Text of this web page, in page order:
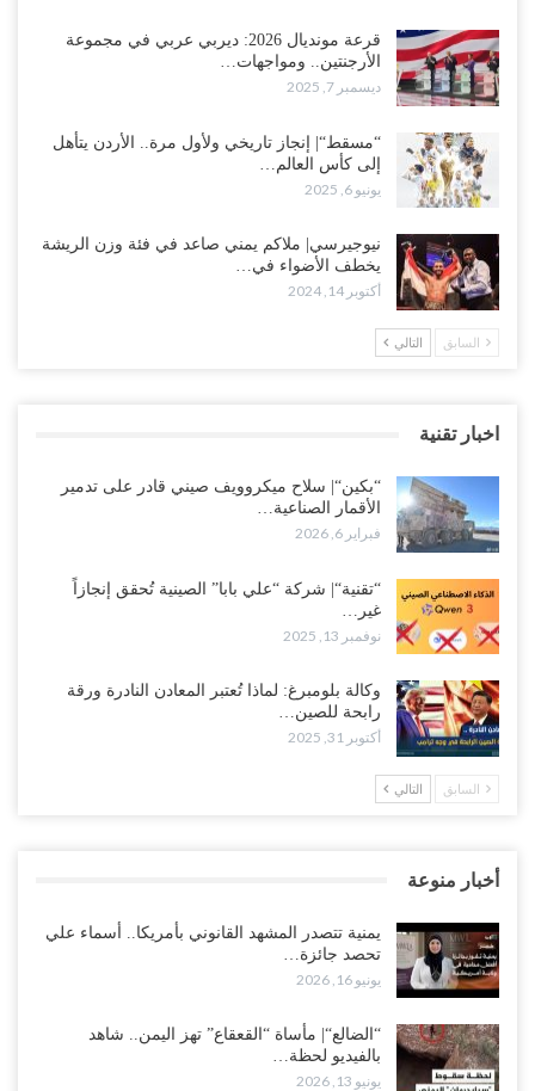
قرعة مونديال 2026: ديربي عربي في مجموعة
الأرجنتين.. ومواجهات…
ديسمبر 7, 2025
“مسقط“| إنجاز تاريخي ولأول مرة.. الأردن يتأهل
إلى كأس العالم…
يونيو 6, 2025
نيوجيرسي| ملاكم يمني صاعد في فئة وزن الريشة
يخطف الأضواء في…
أكتوبر 14, 2024
السابق التالي
اخبار تقنية
“بكين“| سلاح ميكروويف صيني قادر على تدمير
الأقمار الصناعية…
فبراير 6, 2026
“تقنية“| شركة “علي بابا” الصينية تُحقق إنجازاً
غير…
نوفمبر 13, 2025
وكالة بلومبرغ: لماذا تُعتبر المعادن النادرة ورقة
رابحة للصين…
أكتوبر 31, 2025
السابق التالي
أخبار منوعة
يمنية تتصدر المشهد القانوني بأمريكا.. أسماء علي
تحصد جائزة…
يونيو 16, 2026
“الضالع“| مأساة “القعقاع” تهز اليمن.. شاهد
بالفيديو لحظة…
يونيو 13, 2026